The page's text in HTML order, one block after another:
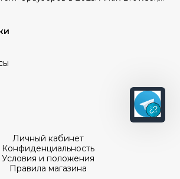
Личный кабинет
Конфиденциальность
Условия и положения
Правила магазина